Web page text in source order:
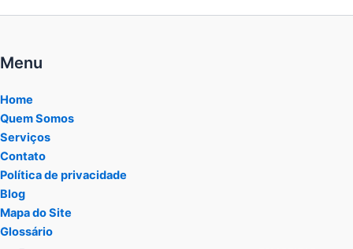
Menu
Home
Quem Somos
Serviços
Contato
Política de privacidade
Blog
Mapa do Site
Glossário